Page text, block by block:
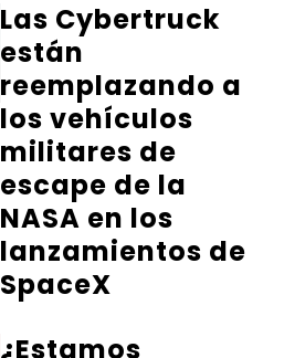
Las Cybertruck
están
reemplazando a
los vehículos
militares de
escape de la
NASA en los
lanzamientos de
SpaceX
¿Estamos